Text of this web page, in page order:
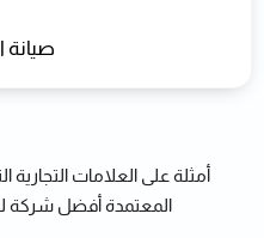
صيانة
أمثلة على العلامات
المعتمدة أفضل شركة